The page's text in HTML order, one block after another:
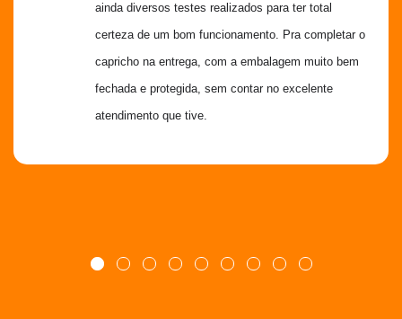
ainda diversos testes realizados para ter total
certeza de um bom funcionamento. Pra completar o
capricho na entrega, com a embalagem muito bem
fechada e protegida, sem contar no excelente
atendimento que tive.